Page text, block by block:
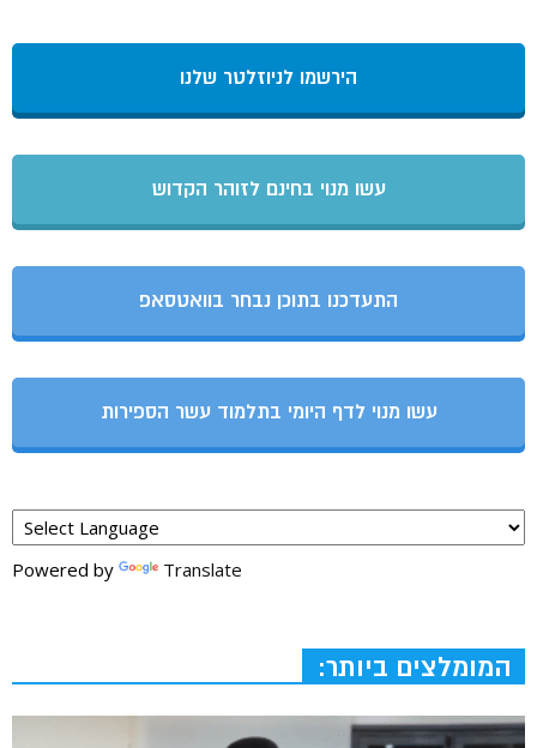
הירשמו לניוזלטר שלנו
עשו מנוי בחינם לזוהר הקדוש
התעדכנו בתוכן נבחר בוואטסאפ
עשו מנוי לדף היומי בתלמוד עשר הספירות
Powered by Translate
המומלצים ביותר: